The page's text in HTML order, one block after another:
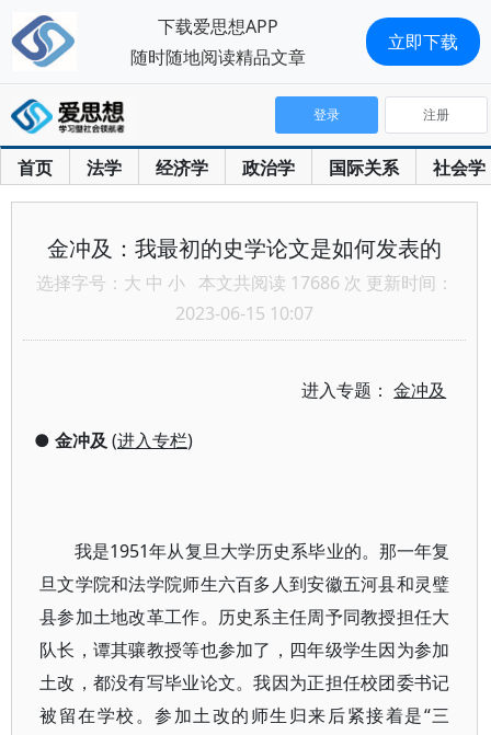
首页 法学 经济学 政治学 国际关系 社会学
登录 注册
金冲及：我最初的史学论文是如何发表的
选择字号： 大 中 小 本文共阅读 17686 次 更新时间：
2023-06-15 10:07
进入专题：金冲及
● 金冲及 (进入专栏)
我是1951年从复旦大学历史系毕业的。那一年复
旦文学院和法学院师生六百多人到安徽五河县和灵璧
县参加土地改革工作。历史系主任周予同教授担任大
队长，谭其骧教授等也参加了，四年级学生因为参加
土改，都没有写毕业论文。我因为正担任校团委书记
被留在学校。参加土改的师生归来后紧接着是“三
下载爱思想APP
随时随地阅读精品文章
立即下载